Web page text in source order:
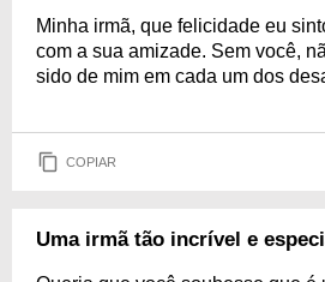
Minha irmã, que felicidade eu
com a sua amizade. Sem você,
sido de mim em cada um dos
COPIAR
Uma irmã tão incrível e